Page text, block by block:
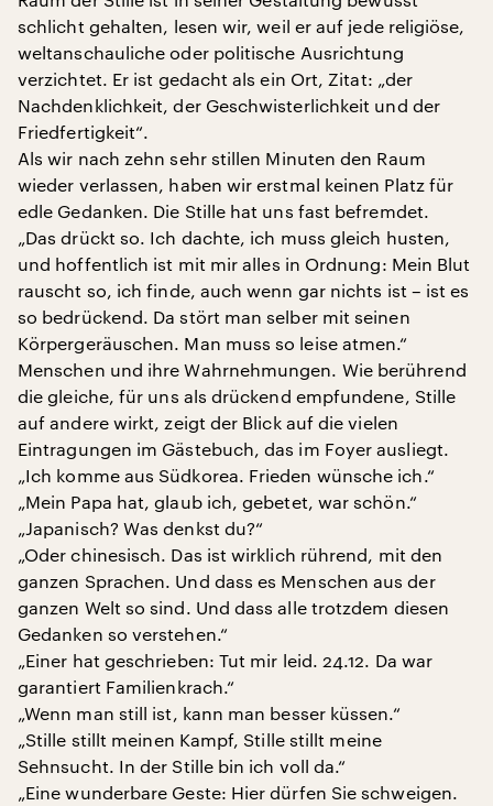
schlicht gehalten, lesen wir, weil er auf jede religiöse,
weltanschauliche oder politische Ausrichtung
verzichtet. Er ist gedacht als ein Ort, Zitat: „der
Nachdenklichkeit, der Geschwisterlichkeit und der
Friedfertigkeit“.
Als wir nach zehn sehr stillen Minuten den Raum
wieder verlassen, haben wir erstmal keinen Platz für
edle Gedanken. Die Stille hat uns fast befremdet.
„Das drückt so. Ich dachte, ich muss gleich husten,
und hoffentlich ist mit mir alles in Ordnung: Mein Blut
rauscht so, ich finde, auch wenn gar nichts ist – ist es
so bedrückend. Da stört man selber mit seinen
Körpergeräuschen. Man muss so leise atmen.“
Menschen und ihre Wahrnehmungen. Wie berührend
die gleiche, für uns als drückend empfundene, Stille
auf andere wirkt, zeigt der Blick auf die vielen
Eintragungen im Gästebuch, das im Foyer ausliegt.
„Ich komme aus Südkorea. Frieden wünsche ich.“
„Mein Papa hat, glaub ich, gebetet, war schön.“
„Japanisch? Was denkst du?“
„Oder chinesisch. Das ist wirklich rührend, mit den
ganzen Sprachen. Und dass es Menschen aus der
ganzen Welt so sind. Und dass alle trotzdem diesen
Gedanken so verstehen.“
„Einer hat geschrieben: Tut mir leid. 24.12. Da war
garantiert Familienkrach.“
„Wenn man still ist, kann man besser küssen.“
„Stille stillt meinen Kampf, Stille stillt meine
Sehnsucht. In der Stille bin ich voll da.“
„Eine wunderbare Geste: Hier dürfen Sie schweigen.